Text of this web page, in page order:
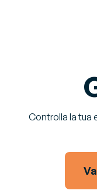
Controlla la tua